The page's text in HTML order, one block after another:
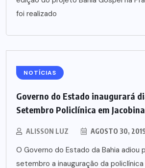
foi realizado
NOTÍCIAS
Governo do Estado inaugurará
Setembro Policlínica em Jacobina
ALISSON LUZ AGOSTO 30,
O Governo do Estado da Bahia adiou
setembro a inauguração da